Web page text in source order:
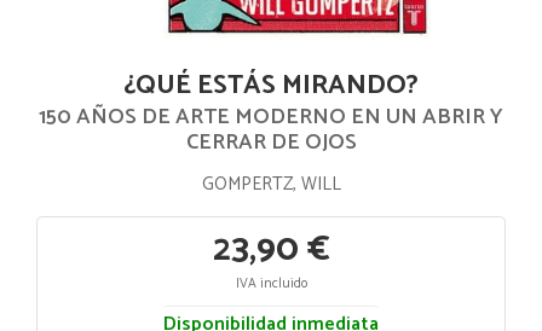
¿QUÉ ESTÁS MIRANDO?
150 AÑOS DE ARTE MODERNO EN UN ABRIR Y
CERRAR DE OJOS
GOMPERTZ, WILL
23,90 €
IVA incluido
Disponibilidad inmediata